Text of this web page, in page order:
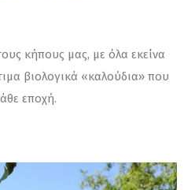
κήπους μας, με όλα εκείνα
βιολογικά «καλούδια» που
εποχή.